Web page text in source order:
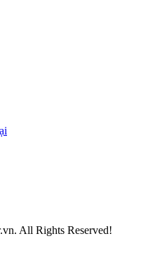
All Rights Reserved!